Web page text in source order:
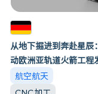
从地下掘进到奔赴星辰
动欧洲亚轨道火箭工程
航空航天